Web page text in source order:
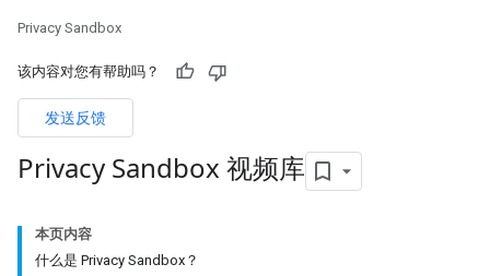
Privacy Sandbox
该内容对您有帮助吗？
发送反馈
Privacy Sandbox 视频库
本页内容
什么是 Privacy Sandbox？